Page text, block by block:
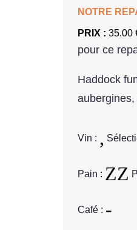
NOTRE
PRIX : 35.00
pour ce
Haddock
Vin :
Pain :
Café :